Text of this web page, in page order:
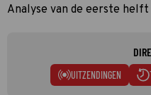
Analyse van de eerste
UITZENDINGEN